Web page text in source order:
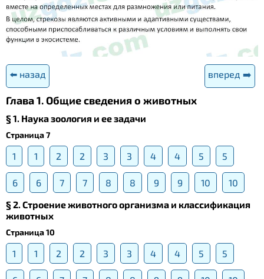
⬅️ назад вперед ➡️
Глава 1. Общие сведения о животных
§ 1. Наука зоология и ее задачи
Страница 7
1 1 2 2 3 3 4 4 5 5
6 6 7 7 8 8 9 9 10
10
§ 2. Строение животного организма и классификация
животных
Страница 10
1 1 2 2 3 3 4 4 5 5